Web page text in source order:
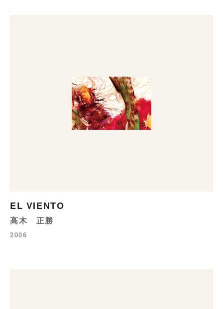
EL VIENTO
高木 正勝
2006